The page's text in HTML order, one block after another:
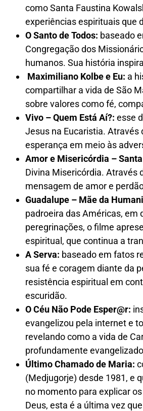
como Santa Faustina
experiências espirituais que
O Santo de Todos: baseado
Congregação dos
humanos. Sua história
Maximiliano Kolbe e Eu: a
compartilhar a vida de São
sobre valores como fé,
Vivo – Quem Está Aí?: esse
Jesus na Eucaristia.
esperança em meio às
Amor e Misericórdia –
Divina Misericórdia. Através
mensagem de amor e
Guadalupe – Mãe da
padroeira das Américas,
peregrinações, o filme
espiritual, que continua a
A Serva: baseado em fatos
sua fé e coragem diante da
resistência espiritual em
escuridão.
O Céu Não Pode Esper@r:
evangelizou pela internet e
revelando como a vida de
profundamente
Último Chamado de Maria:
(Medjugorje) desde 1981, e
no momento para explicar
Deus, esta é a última vez